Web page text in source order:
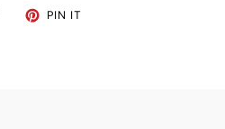
TWEET PIN IT